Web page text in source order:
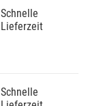
Schnelle
Lieferzeit
Schnelle